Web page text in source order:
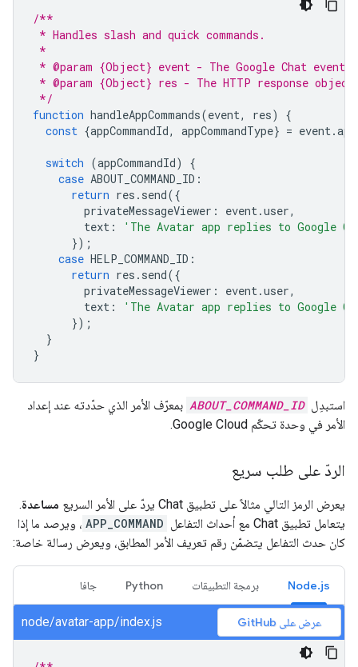
/**
* Handles slash and quick commands.
*
* @param {Object} event - The Google Chat event.
* @param {Object} res - The HTTP response
*/
function handleAppCommands(event, res)
{
const {appCommandId, appCommandType} = event.
switch (appCommandId)
{
case ABOUT_COMMAND_ID :
return res . send({
privateMessageViewer : event.user,
text :
'The Avatar app replies to Google
});
case HELP_COMMAND_ID :
return res . send({
privateMessageViewer : event.user,
text :
'The Avatar app replies to Google
});
}
}
استبدِل ABOUT_COMMAND_ID بمعرّف الأمر الذي حدّدته عند إعداد
الأمر في وحدة تحكّم Google Cloud.
الردّ على طلب سريع
يعرض الرمز التالي مثالاً على تطبيق Chat يردّ على الأمر السريع مساعدة.
يتعامل تطبيق Chat مع أحداث التفاعل
APP_COMMAND ، ويرصد ما إذا
كان حدث التفاعل يتضمّن رقم تعريف الأمر المطابق، ويعرض رسالة خاصة:
Node.js برمجة التطبيقات Python جافا
node/avatar-app/index.js عرض على GitHub